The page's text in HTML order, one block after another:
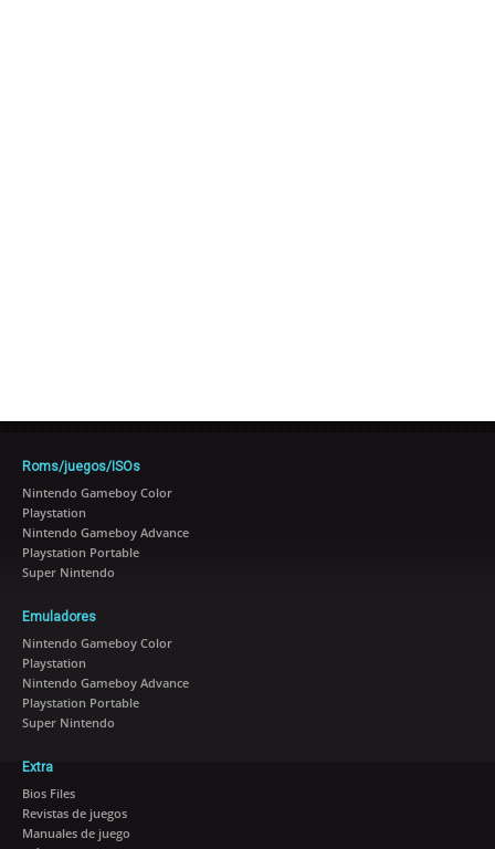
Roms/juegos/ISOs
Nintendo Gameboy Color
Playstation
Nintendo Gameboy Advance
Playstation Portable
Super Nintendo
Emuladores
Nintendo Gameboy Color
Playstation
Nintendo Gameboy Advance
Playstation Portable
Super Nintendo
Extra
Bios Files
Revistas de juegos
Manuales de juego